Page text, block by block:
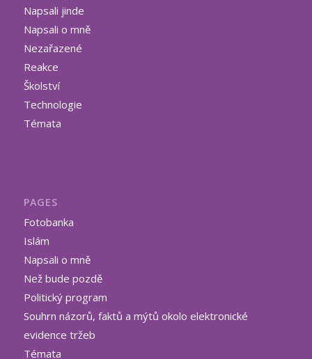
Napsali jinde
Napsali o mně
Nezařazené
Reakce
Školství
Technologie
Témata
PAGES
Fotobanka
Islám
Napsali o mně
Než bude pozdě
Politický program
Souhrn názorů, faktů a mýtů okolo elektronické
evidence tržeb
Témata